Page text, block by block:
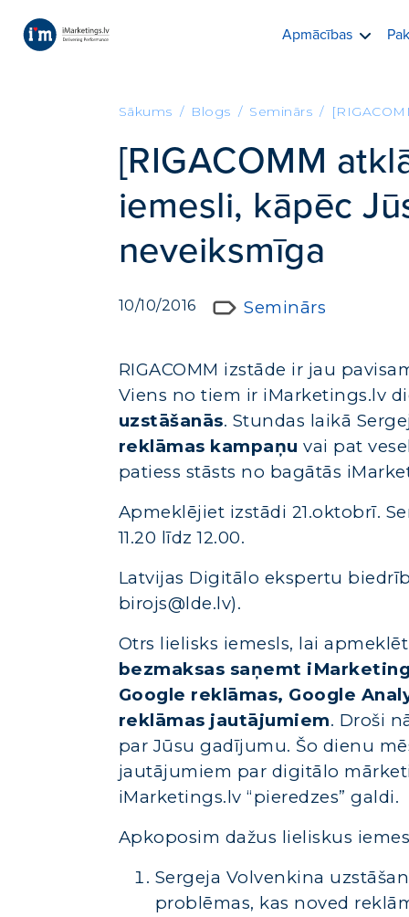
Apmācības
Sākums Blogs Seminārs
[RIGACOMM
iemesli, kāpēc
neveiksmīga
10/10/2016 Seminārs
RIGACOMM izstāde ir jau
Viens no tiem ir iMarketings.lv
uzstāšanās. Stundas laikā
reklāmas kampaņu vai pat
patiess stāsts no bagātās
Apmeklējiet izstādi 21.oktobrī.
11.20 līdz 12.00.
Latvijas Digitālo ekspertu
birojs@lde.lv).
Otrs lielisks iemesls, lai
bezmaksas saņemt
Google reklāmas, Google
reklāmas jautājumiem. Droši
par Jūsu gadījumu. Šo dienu
jautājumiem par digitālo
iMarketings.lv “pieredzes” galdi.
Apkoposim dažus lieliskus
Sergeja Volvenkina
problēmas, kas noved